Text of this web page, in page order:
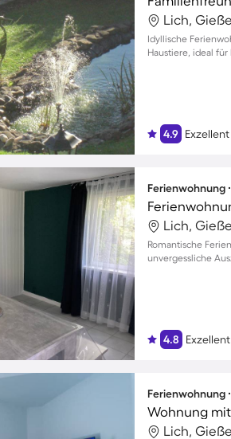
Lich,
Idyllische
Haustiere, ideal für
4.9 Exzellent
Ferienwohnung
Lich,
Romantische
unvergessliche
4.8 Exzellent
Ferienwohnung
Wohnung
Lich,